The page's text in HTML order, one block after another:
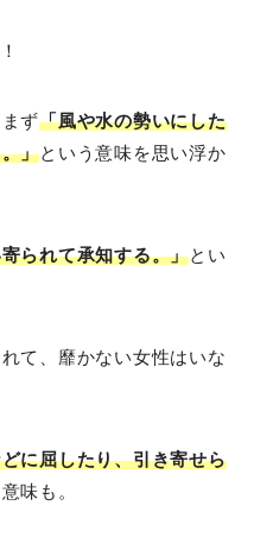
ず「風や水の勢いにした
」という意味を思い浮か
られて承知する。」とい
て、靡かない女性はいな
に屈したり、引き寄せら
味も。